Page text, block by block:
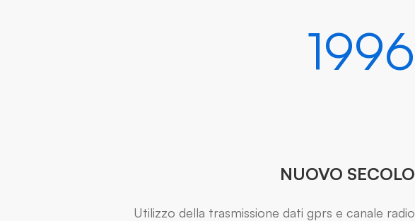
1996
NUOVO SECOLO
Utilizzo della trasmissione dati gprs e canale radio